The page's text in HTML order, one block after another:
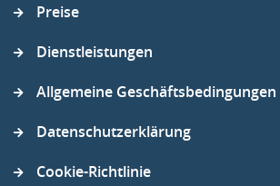
Preise
Dienstleistungen
Allgemeine Geschäftsbedingungen
Datenschutzerklärung
Cookie-Richtlinie